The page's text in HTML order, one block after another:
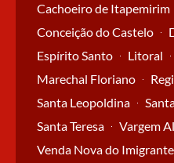
Cachoeiro de Itapemirim
Conceição do Castelo
Espírito Santo
Litoral
Marechal Floriano
Santa Leopoldina
Santa Teresa
Vargem
Venda Nova do Imigrante